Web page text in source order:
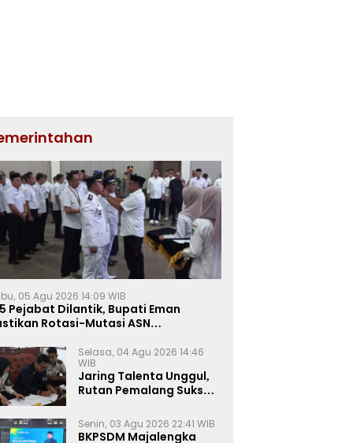
05 Agu 2026 14:09 WIB
Pejabat Dilantik, Bupati Eman
Rotasi-Mutasi ASN
Selasa, 04 Agu 2026 14:46
WIB
Jaring Talenta Unggul,
Rutan Pemalang Sukses
Wawancara Magang
Kemnaker
Senin, 03 Agu 2026 22:41 WIB
BKPSDM Majalengka